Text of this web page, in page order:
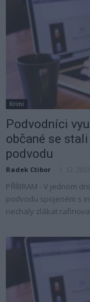
Krimi
Podvodníci
občané se
podvodu
Radek Ctibor
PŘÍBRAM - V jednom
podvodu spojeném s
nechaly zlákat